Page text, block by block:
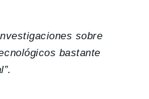
sobre
bastante